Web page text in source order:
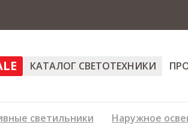
КАТАЛОГ СВЕТОТЕХНИКИ
светильники Наружное